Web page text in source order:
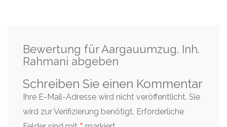
Bewertung für Aargauumzug. Inh.
Rahmani abgeben
Schreiben Sie einen Kommentar
Ihre E-Mail-Adresse wird nicht veröffentlicht. Sie
wird zur Verifizierung benötigt. Erforderliche